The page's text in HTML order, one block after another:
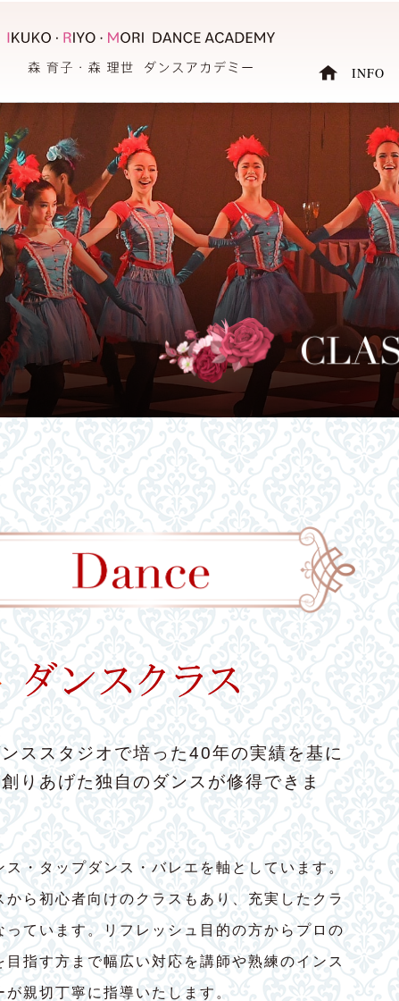
INFO
ススタジオで培った40年の実績を基に
りあげた独自のダンスが修得できま
ス・タップダンス・バレエを軸としています。
から初心者向けのクラスもあり、充実したクラ
っています。リフレッシュ目的の方からプロの
目指す方まで幅広い対応を講師や熟練のインス
が親切丁寧に指導いたします。